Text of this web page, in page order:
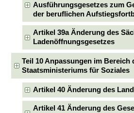
Ausführungsgesetzes zum
der beruflichen
Artikel 39a Änderung des
Ladenöffnungsgesetzes
Teil 10 Anpassungen im Bereich
Staatsministeriums für Soziales
Artikel 40 Änderung des
Artikel 41 Änderung des